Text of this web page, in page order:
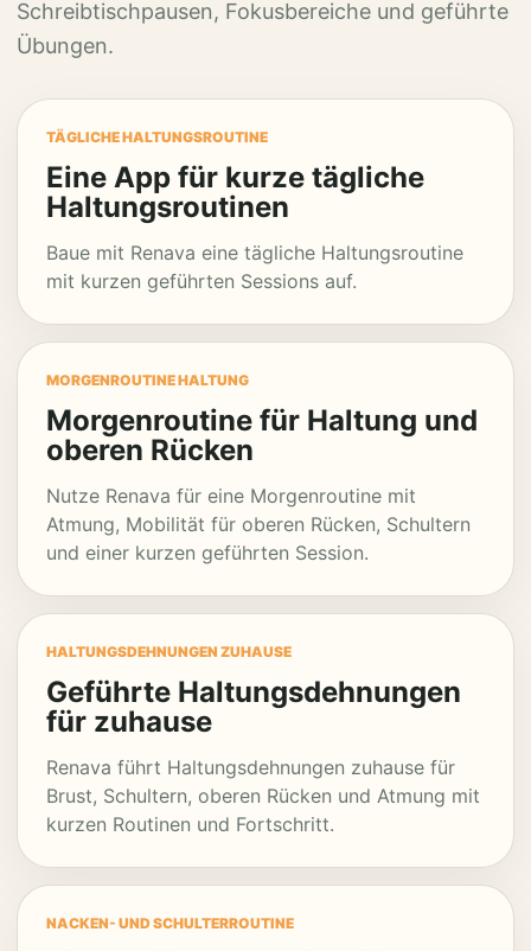
Schreibtischpausen, Fokusbereiche und geführte
Übungen.
TÄGLICHE HALTUNGSROUTINE
Eine App für kurze tägliche
Haltungsroutinen
Baue mit Renava eine tägliche Haltungsroutine
mit kurzen geführten Sessions auf.
MORGENROUTINE HALTUNG
Morgenroutine für Haltung und
oberen Rücken
Nutze Renava für eine Morgenroutine mit
Atmung, Mobilität für oberen Rücken, Schultern
und einer kurzen geführten Session.
HALTUNGSDEHNUNGEN ZUHAUSE
Geführte Haltungsdehnungen
für zuhause
Renava führt Haltungsdehnungen zuhause für
Brust, Schultern, oberen Rücken und Atmung mit
kurzen Routinen und Fortschritt.
NACKEN- UND SCHULTERROUTINE